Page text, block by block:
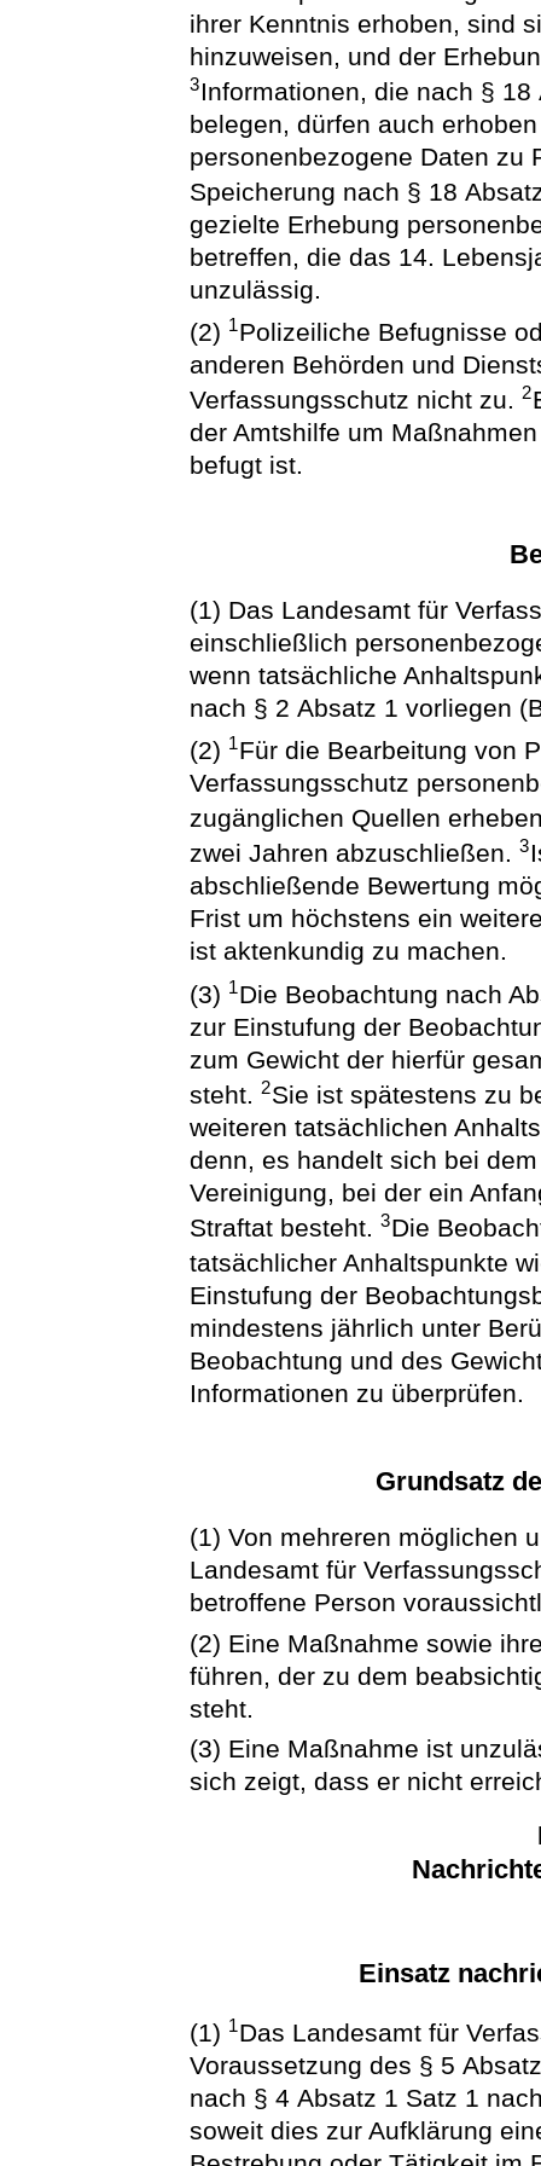
ihrer Kenntnis erhoben, sind
hinzuweisen, und der
3Informationen, die nach §
belegen, dürfen auch
personenbezogene Daten zu
Speicherung nach § 18
gezielte Erhebung
betreffen, die das 14.
unzulässig.
(2) 1Polizeiliche Befugnisse
anderen Behörden und
Verfassungsschutz nicht zu.2
der Amtshilfe um
befugt ist.
(1) Das Landesamt für
einschließlich
wenn tatsächliche
nach § 2 Absatz 1 vorliegen
(2) 1Für die Bearbeitung von
Verfassungsschutz
zugänglichen Quellen
zwei Jahren abzuschließen.3
abschließende Bewertung
Frist um höchstens ein
ist aktenkundig zu machen.
(3) 1Die Beobachtung nach
zur Einstufung der
zum Gewicht der hierfür
steht.2Sie ist spätestens zu
weiteren tatsächlichen
denn, es handelt sich bei
Vereinigung, bei der ein
Straftat besteht.3Die
tatsächlicher Anhaltspunkte
Einstufung der
mindestens jährlich unter
Beobachtung und des
Informationen zu überprüfen.
Grundsatz
(1) Von mehreren möglichen
Landesamt für
betroffene Person
(2) Eine Maßnahme sowie
führen, der zu dem
steht.
(3) Eine Maßnahme ist
sich zeigt, dass er nicht
Einsatz
(1) 1Das Landesamt für
Voraussetzung des § 5
nach § 4 Absatz 1 Satz 1
soweit dies zur Aufklärung